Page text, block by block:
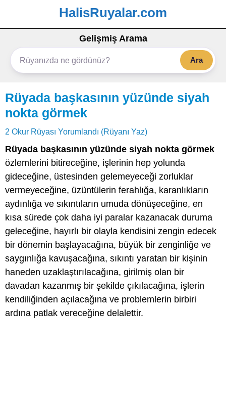
HalisRuyalar.com
Gelişmiş Arama
Ara
Rüyada başkasının yüzünde siyah
nokta görmek
2 Okur Rüyası Yorumlandı (Rüyanı Yaz)
Rüyada başkasının yüzünde siyah nokta görmek
özlemlerini bitireceğine, işlerinin hep yolunda
gideceğine, üstesinden gelemeyeceği zorluklar
vermeyeceğine, üzüntülerin ferahlığa, karanlıkların
aydınlığa ve sıkıntıların umuda dönüşeceğine, en
kısa sürede çok daha iyi paralar kazanacak duruma
geleceğine, hayırlı bir olayla kendisini zengin edecek
bir dönemin başlayacağına, büyük bir zenginliğe ve
saygınlığa kavuşacağına, sıkıntı yaratan bir kişinin
haneden uzaklaştırılacağına, girilmiş olan bir
davadan kazanmış bir şekilde çıkılacağına, işlerin
kendiliğinden açılacağına ve problemlerin birbiri
ardına patlak vereceğine delalettir.